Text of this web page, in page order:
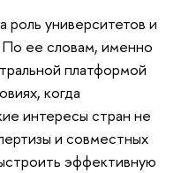
роль университетов и
По ее словам, именно
платформой
когда
интересы стран не
и совместных
эффективную